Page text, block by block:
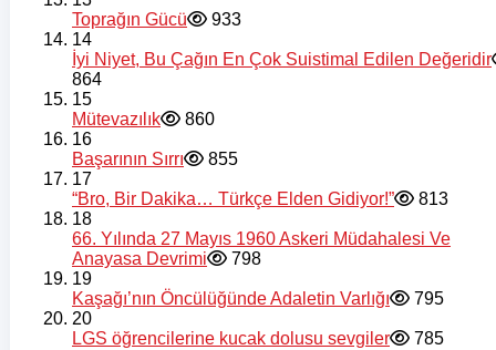
Toprağın Gücü
933
14
İyi Niyet, Bu Çağın En Çok Suistimal Edilen Değeridir
864
15
Mütevazılık
860
16
Başarının Sırrı
855
17
“Bro, Bir Dakika… Türkçe Elden Gidiyor!”
813
18
66. Yılında 27 Mayıs 1960 Askeri Müdahalesi Ve
Anayasa Devrimi
798
19
Kaşağı’nın Öncülüğünde Adaletin Varlığı
795
20
LGS öğrencilerine kucak dolusu sevgiler
785